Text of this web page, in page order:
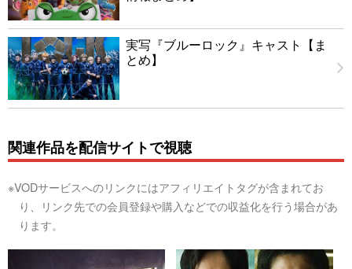
実写『ブルーロック』キャスト【ま
とめ】
関連作品を配信サイトで視聴
※VODサービスへのリンクにはアフィリエイトタグが含まれてお
り、リンク先での会員登録や購入などでの収益化を行う場合があ
ります。